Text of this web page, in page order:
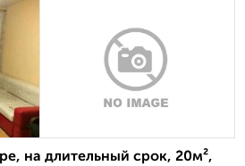
на длительный срок, 20м²,